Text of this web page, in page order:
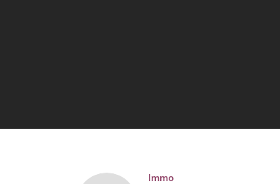
Immo